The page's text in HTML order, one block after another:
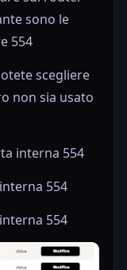
sono le
554
scegliere
non sia usato
interna 554
554
554